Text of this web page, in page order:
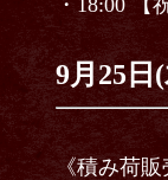
・18:00 【
9月25日
《積み荷販